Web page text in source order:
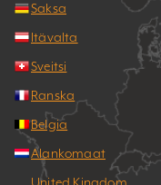
Saksa
Itävalta
Sveitsi
Ranska
Belgia
Alankomaat